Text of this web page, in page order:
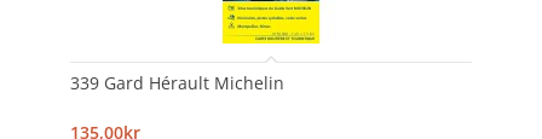
339 Gard Hérault Michelin
135,00kr